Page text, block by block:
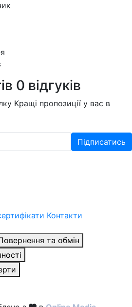
0 відгуків
Кращі пропозиції у вас в
Підписатись
Контакти
та обмін